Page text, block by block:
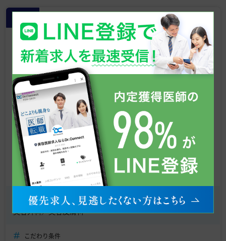
【新宿 美容外科・美容皮膚科クリニッ
ク】形成外科専門医募集／美容未経
験OK／ベテラン医師による研修あり
／週4日勤務も応相談／高待遇求人
◎
東京都 NEW
年収 2,200万円〜 3,000万円
東京都新宿区 【最寄駅】 東京メトロ 新宿三丁目駅
診療科目
美容外科／美容皮膚科
こだわり条件